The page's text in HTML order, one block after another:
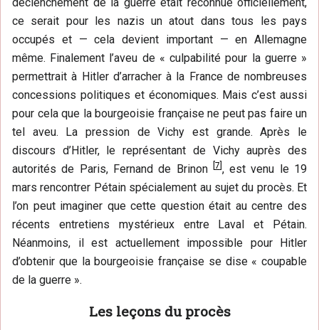
ce serait pour les nazis un atout dans tous les pays
occupés et — cela devient important — en Allemagne
même. Finalement l’aveu de « culpabilité pour la guerre »
permettrait à Hitler d’arracher à la France de nombreuses
concessions politiques et économiques. Mais c’est aussi
pour cela que la bourgeoisie française ne peut pas faire un
tel aveu. La pression de Vichy est grande. Après le
discours d’Hitler, le représentant de Vichy auprès des
autorités de Paris, Fernand de Brinon
7 , est venu le 19
mars rencontrer Pétain spécialement au sujet du procès. Et
l’on peut imaginer que cette question était au centre des
récents entretiens mystérieux entre Laval et Pétain.
Néanmoins, il est actuellement impossible pour Hitler
d’obtenir que la bourgeoisie française se dise « coupable
de la guerre ».
Les leçons du procès